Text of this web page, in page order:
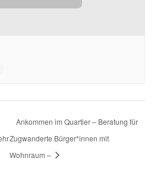
Ankommen im Quartier – Beratung für
Zugwanderte Bürger*innen mit
Wohnraum –